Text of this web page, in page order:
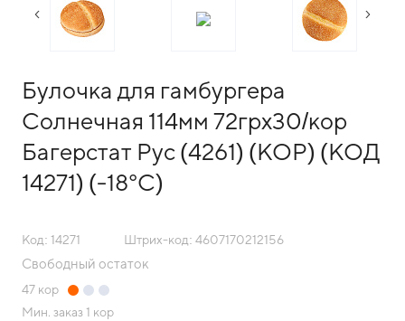
следующий слайд
Булочка для гамбургера
Солнечная 114мм 72грх30/кор
Багерстат Рус (4261) (КОР) (КОД
14271) (-18°С)
Код: 14271 Штрих-код: 4607170212156
Свободный остаток
47 кор
Мин. заказ 1 кор